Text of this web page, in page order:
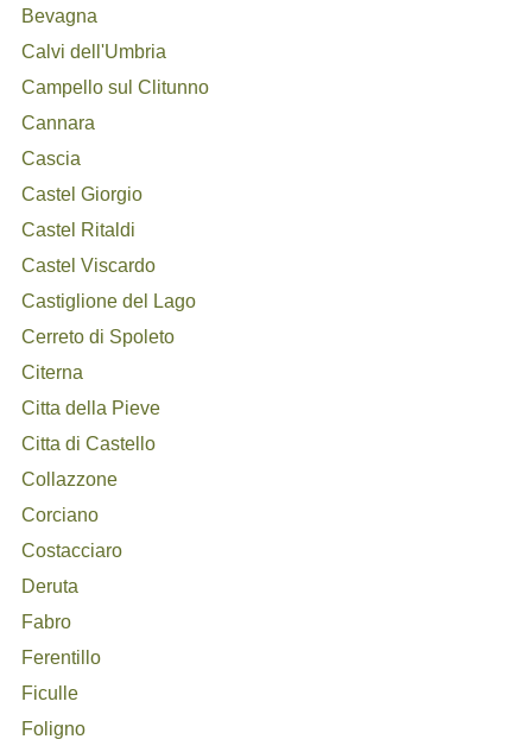
Bevagna
Calvi dell'Umbria
Campello sul Clitunno
Cannara
Cascia
Castel Giorgio
Castel Ritaldi
Castel Viscardo
Castiglione del Lago
Cerreto di Spoleto
Citerna
Citta della Pieve
Citta di Castello
Collazzone
Corciano
Costacciaro
Deruta
Fabro
Ferentillo
Ficulle
Foligno